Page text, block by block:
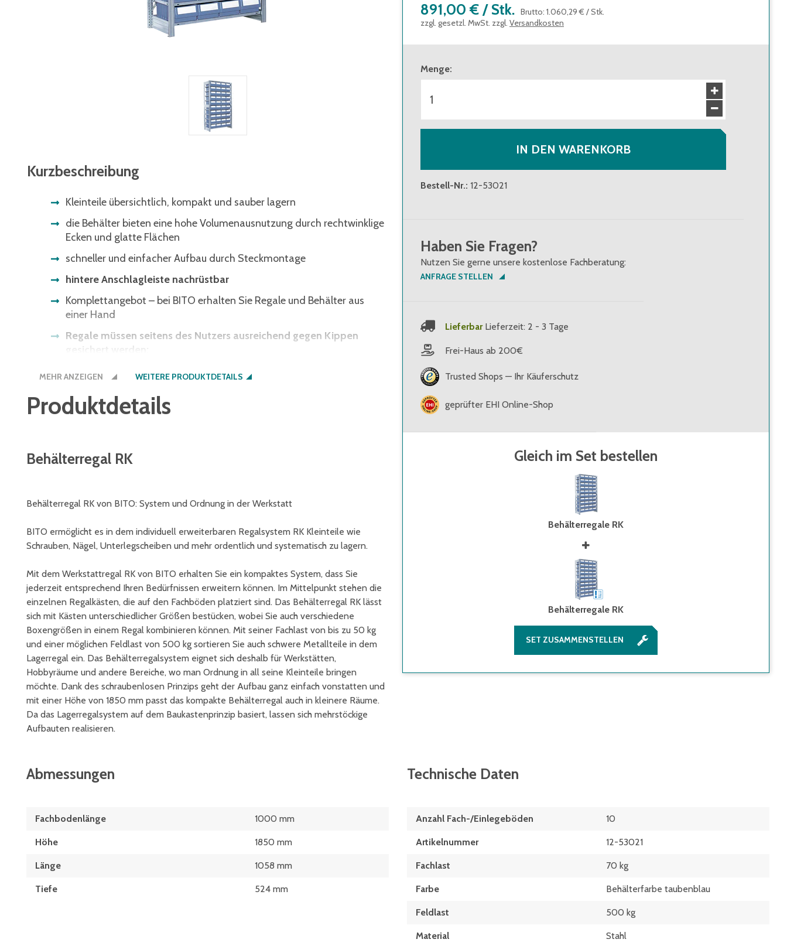
Kurzbeschreibung
Kleinteile übersichtlich, kompakt und sauber lagern
die Behälter bieten eine hohe Volumenausnutzung durch rechtwinklige
Ecken und glatte Flächen
schneller und einfacher Aufbau durch Steckmontage
hintere Anschlagleiste nachrüstbar
Komplettangebot – bei BITO erhalten Sie Regale und Behälter aus
einer Hand
Regale müssen seitens des Nutzers ausreichend gegen Kippen
gesichert werden:
• wenn die Höhe des obersten Fachbodens im Verhältnis zur
• wenn Regale mit Flügeltüren eingesetzt werden, deren
MEHR ANZEIGEN WEITERE PRODUKTDETAILS
Produktdetails
Behälterregal RK
Behälterregal RK von BITO: System und Ordnung in der Werkstatt
BITO ermöglicht es in dem individuell erweiterbaren Regalsystem RK Kleinteile wie
Schrauben, Nägel, Unterlegscheiben und mehr ordentlich und systematisch zu lagern.
Mit dem Werkstattregal RK von BITO erhalten Sie ein kompaktes System, dass Sie
jederzeit entsprechend Ihren Bedürfnissen erweitern können. Im Mittelpunkt stehen die
einzelnen Regalkästen, die auf den Fachböden platziert sind. Das Behälterregal RK lässt
sich mit Kästen unterschiedlicher Größen bestücken, wobei Sie auch verschiedene
Boxengrößen in einem Regal kombinieren können. Mit seiner Fachlast von bis zu 50 kg
und einer möglichen Feldlast von 500 kg sortieren Sie auch schwere Metallteile in dem
Lagerregal ein. Das Behälterregalsystem eignet sich deshalb für Werkstätten,
Hobbyräume und andere Bereiche, wo man Ordnung in all seine Kleinteile bringen
möchte. Dank des schraubenlosen Prinzips geht der Aufbau ganz einfach vonstatten und
mit einer Höhe von 1850 mm passt das kompakte Behälterregal auch in kleinere Räume.
Da das Lagerregalsystem auf dem Baukastenprinzip basiert, lassen sich mehrstöckige
Aufbauten realisieren.
891,00 € / Stk. Brutto: 1.060,29 € /Stk.
zzgl. gesetzl. MwSt. zzgl. Versandkosten
Menge:
IN DEN WARENKORB
Bestell-Nr.: 12-53021
Haben Sie Fragen?
Nutzen Sie gerne unsere kostenlose Fachberatung:
ANFRAGE STELLEN
Lieferbar Lieferzeit: 2 - 3 Tage
Frei-Haus ab 200€
Trusted Shops — Ihr Käuferschutz
geprüfter EHI Online-Shop
Gleich im Set bestellen
Behälterregale RK
Behälterregale RK
SET ZUSAMMENSTELLEN
Abmessungen
Fachbodenlänge 1000 mm
Höhe 1850 mm
Länge 1058 mm
Tiefe 524 mm
Technische Daten
Anzahl Fach-/Einlegeböden 10
Artikelnummer 12-53021
Fachlast 70 kg
Farbe Behälterfarbe taubenblau
Feldlast 500 kg
Material Stahl